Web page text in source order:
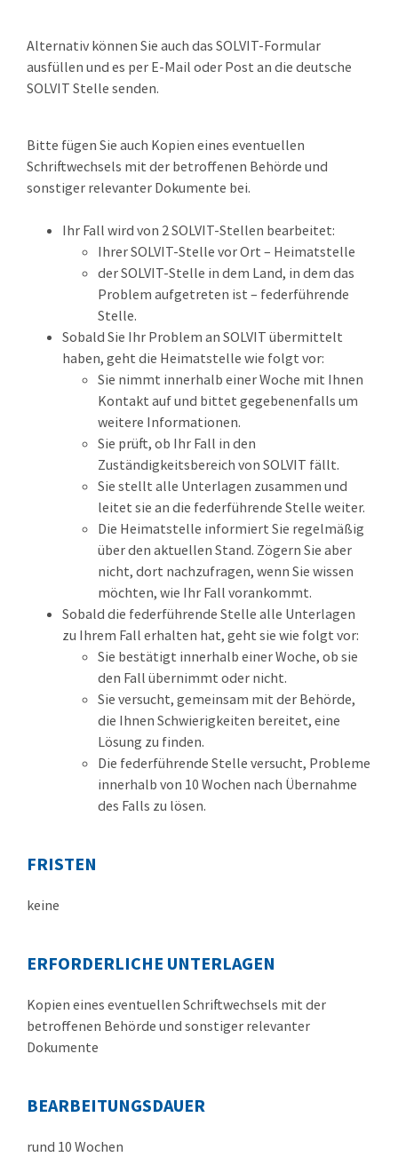
Alternativ können Sie auch das SOLVIT-Formular
ausfüllen und es per E-Mail oder Post an die deutsche
SOLVIT Stelle senden.
Bitte fügen Sie auch Kopien eines eventuellen
Schriftwechsels mit der betroffenen Behörde und
sonstiger relevanter Dokumente bei.
Ihr Fall wird von 2 SOLVIT-Stellen bearbeitet:
Ihrer SOLVIT-Stelle vor Ort – Heimatstelle
der SOLVIT-Stelle in dem Land, in dem das
Problem aufgetreten ist – federführende
Stelle.
Sobald Sie Ihr Problem an SOLVIT übermittelt
haben, geht die Heimatstelle wie folgt vor:
Sie nimmt innerhalb einer Woche mit Ihnen
Kontakt auf und bittet gegebenenfalls um
weitere Informationen.
Sie prüft, ob Ihr Fall in den
Zuständigkeitsbereich von SOLVIT fällt.
Sie stellt alle Unterlagen zusammen und
leitet sie an die federführende Stelle weiter.
Die Heimatstelle informiert Sie regelmäßig
über den aktuellen Stand. Zögern Sie aber
nicht, dort nachzufragen, wenn Sie wissen
möchten, wie Ihr Fall vorankommt.
Sobald die federführende Stelle alle Unterlagen
zu Ihrem Fall erhalten hat, geht sie wie folgt vor:
Sie bestätigt innerhalb einer Woche, ob sie
den Fall übernimmt oder nicht.
Sie versucht, gemeinsam mit der Behörde,
die Ihnen Schwierigkeiten bereitet, eine
Lösung zu finden.
Die federführende Stelle versucht, Probleme
innerhalb von 10 Wochen nach Übernahme
des Falls zu lösen.
FRISTEN
keine
ERFORDERLICHE UNTERLAGEN
Kopien eines eventuellen Schriftwechsels mit der
betroffenen Behörde und sonstiger relevanter
Dokumente
BEARBEITUNGSDAUER
rund 10 Wochen